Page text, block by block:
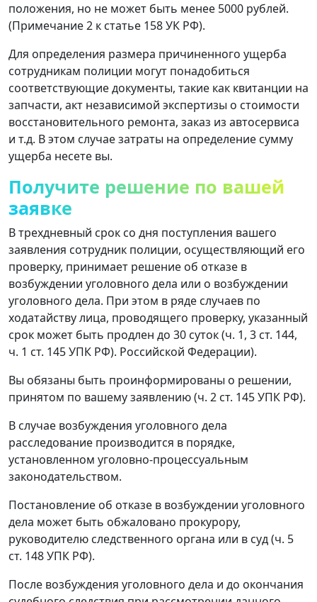
положения, но не может быть менее 5000 рублей.
(Примечание 2 к статье 158 УК РФ).
Для определения размера причиненного ущерба
сотрудникам полиции могут понадобиться
соответствующие документы, такие как квитанции на
запчасти, акт независимой экспертизы о стоимости
восстановительного ремонта, заказ из автосервиса
и т.д. В этом случае затраты на определение сумму
ущерба несете вы.
Получите решение по вашей
заявке
В трехдневный срок со дня поступления вашего
заявления сотрудник полиции, осуществляющий его
проверку, принимает решение об отказе в
возбуждении уголовного дела или о возбуждении
уголовного дела. При этом в ряде случаев по
ходатайству лица, проводящего проверку, указанный
срок может быть продлен до 30 суток (ч. 1, 3 ст. 144,
ч. 1 ст. 145 УПК РФ). Российской Федерации).
Вы обязаны быть проинформированы о решении,
принятом по вашему заявлению (ч. 2 ст. 145 УПК РФ).
В случае возбуждения уголовного дела
расследование производится в порядке,
установленном уголовно-процессуальным
законодательством.
Постановление об отказе в возбуждении уголовного
дела может быть обжаловано прокурору,
руководителю следственного органа или в суд (ч. 5
ст. 148 УПК РФ).
После возбуждения уголовного дела и до окончания